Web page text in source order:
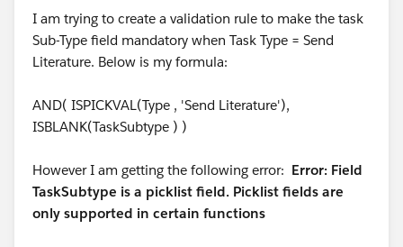
I am trying to create a validation rule to make the task
Sub-Type field mandatory when Task Type = Send
Literature. Below is my formula:
AND( ISPICKVAL(Type , 'Send Literature'),
ISBLANK(TaskSubtype ) )
However I am getting the following error: Error: Field
TaskSubtype is a picklist field. Picklist fields are
only supported in certain functions